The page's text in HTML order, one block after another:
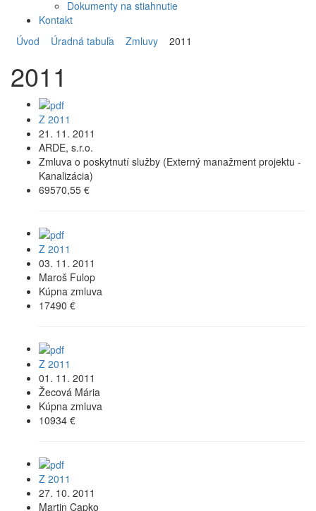
Dokumenty na stiahnutie
Kontakt
Úvod
Úradná tabuľa Zmluvy 2011
2011
Z 2011
21. 11. 2011
ARDE, s.r.o.
Zmluva o poskytnutí služby (Externý manažment projektu -
Kanalizácia)
69570,55 €
Z 2011
03. 11. 2011
Maroš Fulop
Kúpna zmluva
17490 €
Z 2011
01. 11. 2011
Žecová Mária
Kúpna zmluva
10934 €
Z 2011
27. 10. 2011
Martin Capko